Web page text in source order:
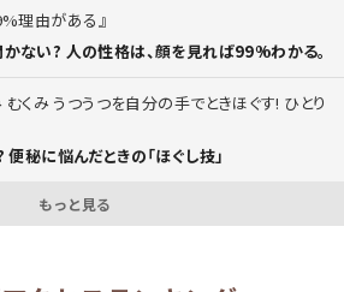
理由がある
ない? 人の性格は、顔を見れば99%わかる。
くみ うつうつを自分の手でときほぐす! ひとり
秘に悩んだときの「ほぐし技」
もっと見る